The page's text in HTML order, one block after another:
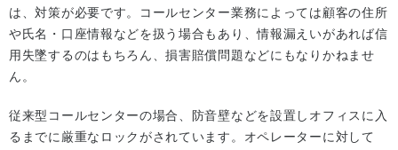
は、対策が必要です。コールセンター業務によっては顧客の住所
や氏名・口座情報などを扱う場合もあり、情報漏えいがあれば信
用失墜するのはもちろん、損害賠償問題などにもなりかねませ
ん。
従来型コールセンターの場合、防音壁などを設置しオフィスに入
るまでに厳重なロックがされています。オペレーターに対して